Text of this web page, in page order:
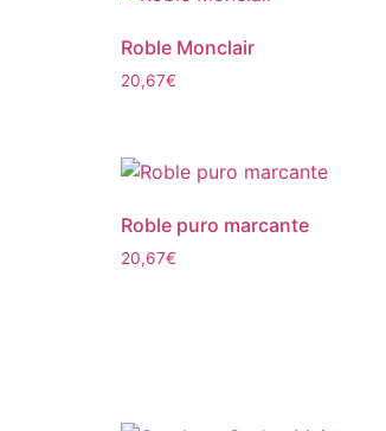
Roble Monclair
20,67€
Roble puro marcante
20,67€